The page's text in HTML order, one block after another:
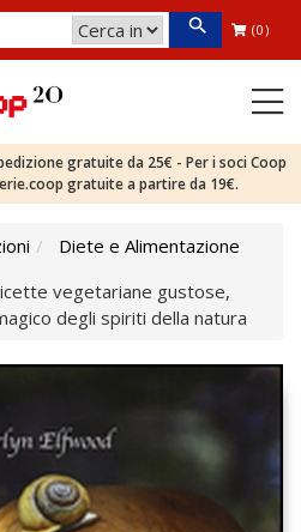
(0)
gratuite da 25€ - Per i soci Coop
gratuite a partire da 19€.
Diete e Alimentazione
vegetariane gustose,
degli spiriti della natura